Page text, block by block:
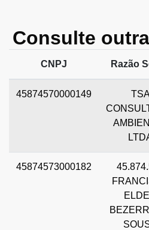
Consulte
CNPJ Razão
45874570000149
TSA
45874573000182